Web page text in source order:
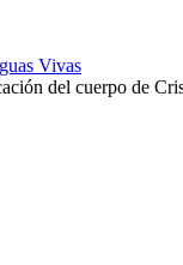
del cuerpo de